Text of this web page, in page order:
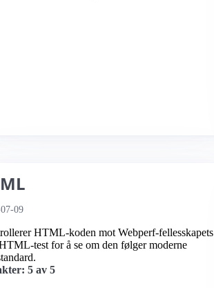
09
HTML-koden mot Webperf-fellesskapets
test for å se om den følger moderne
5 av 5